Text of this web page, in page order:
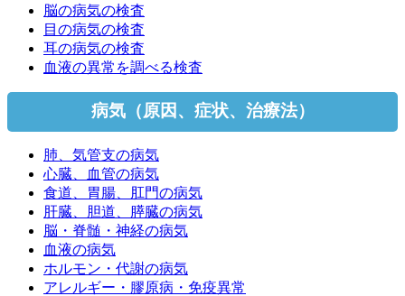
脳の病気の検査
目の病気の検査
耳の病気の検査
血液の異常を調べる検査
病気（原因、症状、治療法）
肺、気管支の病気
心臓、血管の病気
食道、胃腸、肛門の病気
肝臓、胆道、膵臓の病気
脳・脊髄・神経の病気
血液の病気
ホルモン・代謝の病気
アレルギー・膠原病・免疫異常